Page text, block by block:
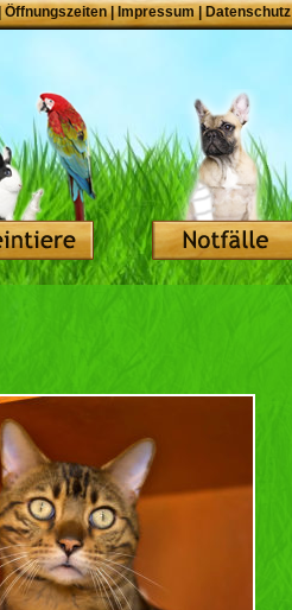
Öffnungszeiten| Impressum|Datenschutz